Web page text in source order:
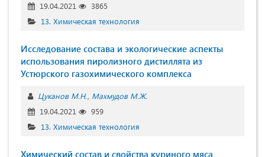
19.04.2021
3865
13. Химическая технология
Исследование состава и экологические аспекты
использования пиролизного дистиллята из
Устюрского газохимического комплекса
Цуканов М.Н. Махмудов М.Ж.
19.04.2021
959
13. Химическая технология
Химический состав и свойства куриного мяса